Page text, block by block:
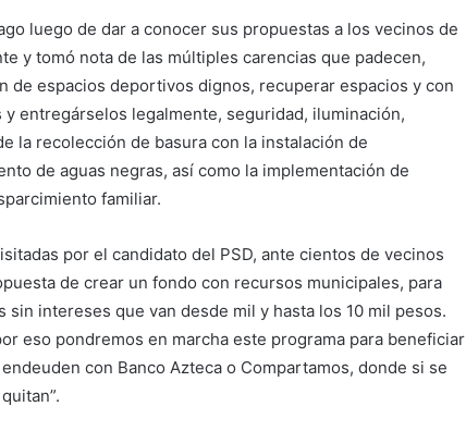
luego de dar a conocer sus propuestas a los vecinos de
y tomó nota de las múltiples carencias que padecen,
de espacios deportivos dignos, recuperar espacios y con
entregárselos legalmente, seguridad, iluminación,
la recolección de basura con la instalación de
de aguas negras, así como la implementación de
familiar.
por el candidato del PSD, ante cientos de vecinos
de crear un fondo con recursos municipales, para
intereses que van desde mil y hasta los 10 mil pesos.
eso pondremos en marcha este programa para beneficiar
con Banco Azteca o Compartamos, donde si se